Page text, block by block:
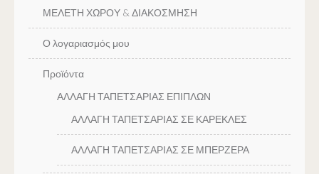
ΜΕΛΕΤΗ ΧΩΡΟΥ & ΔΙΑΚΟΣΜΗΣΗ
Ο λογαριασμός μου
Προϊόντα
ΑΛΛΑΓΗ ΤΑΠΕΤΣΑΡΙΑΣ ΕΠΙΠΛΩΝ
ΑΛΛΑΓΗ ΤΑΠΕΤΣΑΡΙΑΣ ΣΕ ΚΑΡΕΚΛΕΣ
ΑΛΛΑΓΗ ΤΑΠΕΤΣΑΡΙΑΣ ΣΕ ΜΠΕΡΖΕΡΑ